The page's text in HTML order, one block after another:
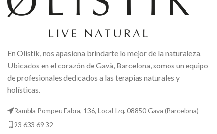
En Olistik, nos apasiona brindarte lo mejor de la naturaleza.
Ubicados en el corazón de Gavà, Barcelona, somos un equipo
de profesionales dedicados a las terapias naturales y
holísticas.
Rambla Pompeu Fabra, 136, Local Izq. 08850 Gava (Barcelona)
93 633 69 32